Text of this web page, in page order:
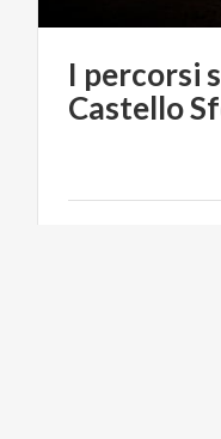
I percorsi
Castello